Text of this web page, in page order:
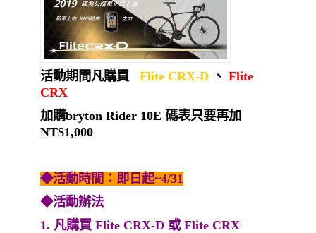
活動期間凡購買 Flite CRX-D 、 Flite
CRX
加購bryton Rider 10E 碼表只要再加
NT$1,000
◆活動時間：即日起~4/31
◆活動辦法
1. 凡購買 Flite CRX-D 或 Flite CRX